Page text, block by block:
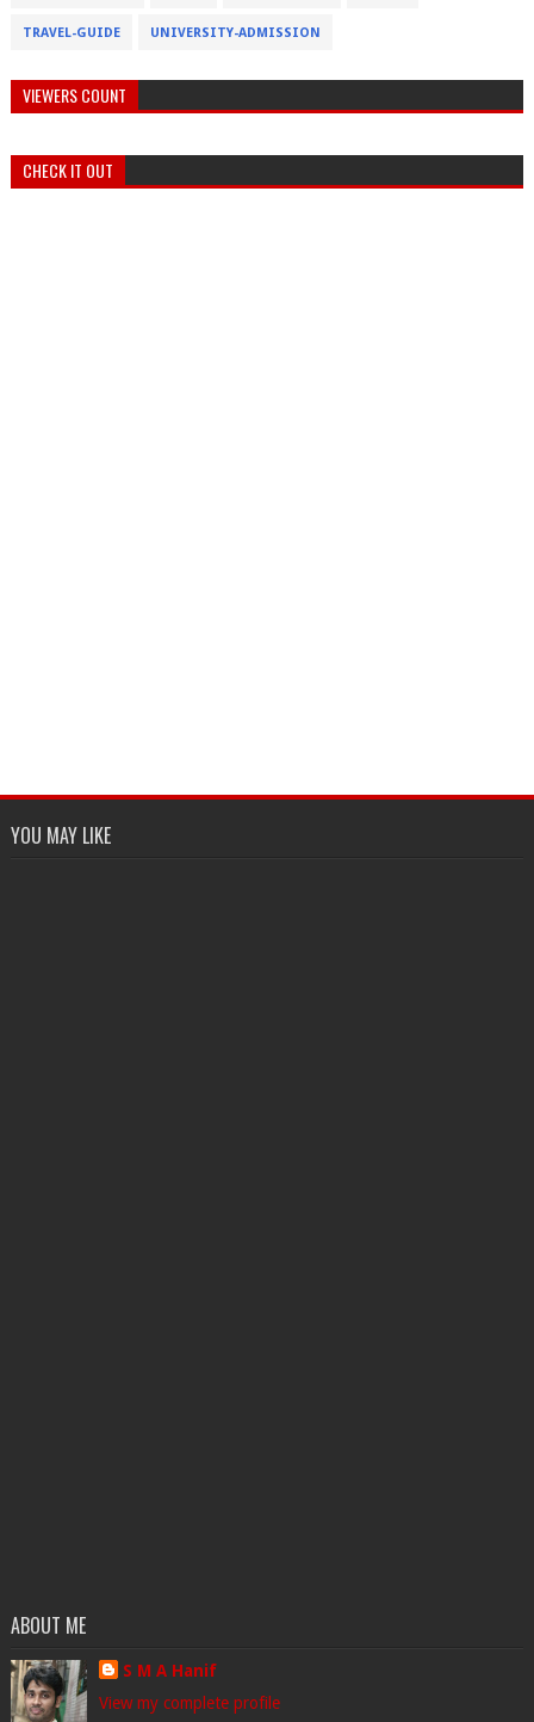
TRAVEL-GUIDE UNIVERSITY-ADMISSION
VIEWERS COUNT
CHECK IT OUT
YOU MAY LIKE
ABOUT ME
S M A Hanif
View my complete profile